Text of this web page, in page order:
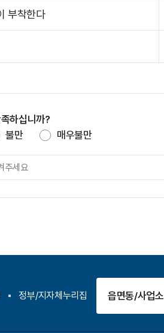
부착한다
하십니까?
불만 매우불만
정부/지자체누리집 읍면동/사업소